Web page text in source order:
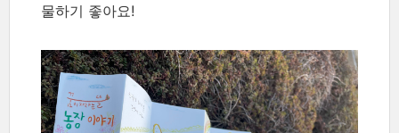
물하기 좋아요!